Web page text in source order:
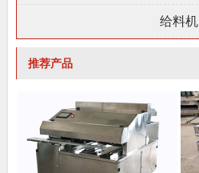
给料机
推荐产品